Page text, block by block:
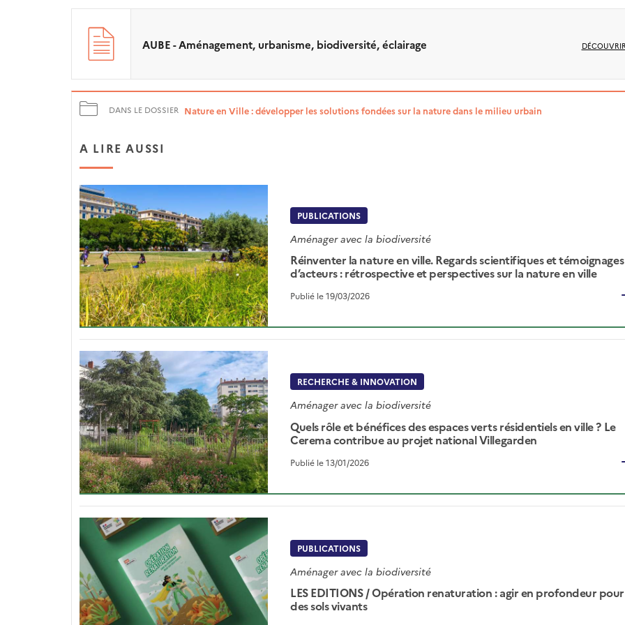
AUBE - Aménagement, urbanisme, biodiversité, éclairage
DANS LE DOSSIER Nature en Ville : développer les solutions fondées sur la nature dans le milieu urbain
A LIRE AUSSI
PUBLICATIONS
Aménager avec la biodiversité
Réinventer la nature en ville. Regards scientifiques et témoignages
d’acteurs : rétrospective et perspectives sur la nature en ville
Publié le 19/03/2026
RECHERCHE & INNOVATION
Aménager avec la biodiversité
Quels rôle et bénéfices des espaces verts résidentiels en ville ? Le
Cerema contribue au projet national Villegarden
Publié le 13/01/2026
PUBLICATIONS
Aménager avec la biodiversité
LES EDITIONS / Opération renaturation : agir en profondeur pour
des sols vivants